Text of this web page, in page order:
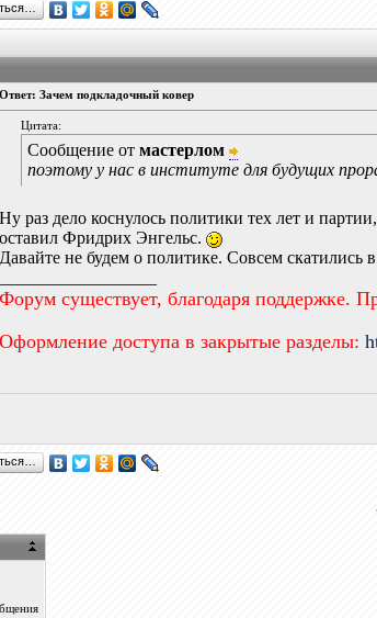
Ответ: Зачем подкладочный ковер
Цитата:
Сообщение отмастерлом
поэтому у нас в институте для будущих
Ну раз дело коснулось политики тех лет и
оставил Фридрих Энгельс.
Давайте не будем о политике. Совсем скатились
Форум существует, благодаря поддержке.
Оформление доступа в закрытые разделы: